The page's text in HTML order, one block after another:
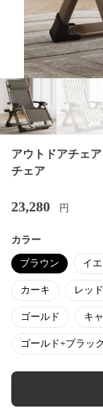
アウトドアチェ
チェア
23,280 円
カラー
ブラウン イ
カーキ レッド
ゴールド キ
ゴールド+ブラック